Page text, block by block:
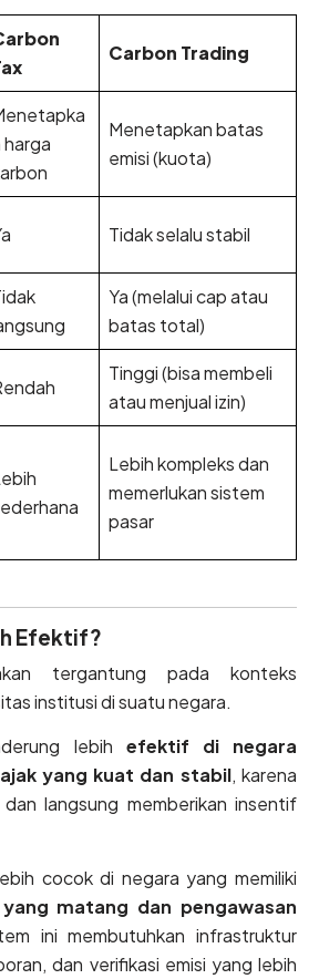
Carbon Trading
harga
Menetapkan batas
emisi (kuota)
Tidak selalu stabil
Ya (melalui cap atau
batas total)
Tinggi (bisa membeli
atau menjual izin)
Lebih kompleks dan
memerlukan sistem
pasar
Efektif?
tergantung pada konteks
institusi di suatu negara.
lebih efektif di negara
yang kuat dan stabil, karena
langsung memberikan insentif
cocok di negara yang memiliki
matang dan pengawasan
ini membutuhkan infrastruktur
dan verifikasi emisi yang lebih